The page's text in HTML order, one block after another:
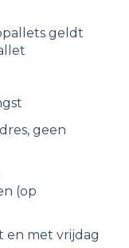
geldt
geen
(op
en met vrijdag